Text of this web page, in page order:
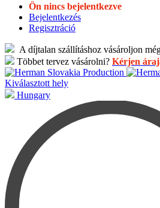
Ön nincs bejelentkezve
Bejelentkezés
Regisztráció
A díjtalan szállításhoz vásároljon
Többet tervez vásárolni? Kérjen
Kiválasztott hely
Hungary